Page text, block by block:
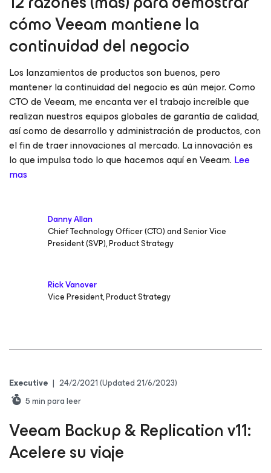
cómo Veeam mantiene la
continuidad del negocio
Los lanzamientos de productos son buenos, pero
mantener la continuidad del negocio es aún mejor. Como
CTO de Veeam, me encanta ver el trabajo increíble que
realizan nuestros equipos globales de garantía de calidad,
así como de desarrollo y administración de productos, con
el fin de traer innovaciones al mercado. La innovación es
lo que impulsa todo lo que hacemos aquí en Veeam. Lee
mas
Danny Allan
Chief Technology Officer (CTO) and Senior Vice
President (SVP), Product Strategy
Rick Vanover
Vice President, Product Strategy
Executive | 24/2/2021(Updated 21/6/2023)
5min para leer
Veeam Backup & Replication v11:
Acelere su viaje